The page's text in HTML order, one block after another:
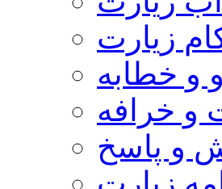
زیارت
و خطابه
و خرافه
و پاسخ